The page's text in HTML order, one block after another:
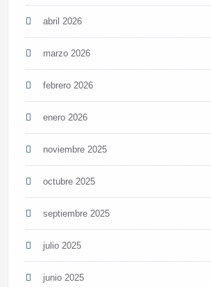
abril 2026
marzo 2026
febrero 2026
enero 2026
noviembre 2025
octubre 2025
septiembre 2025
julio 2025
junio 2025